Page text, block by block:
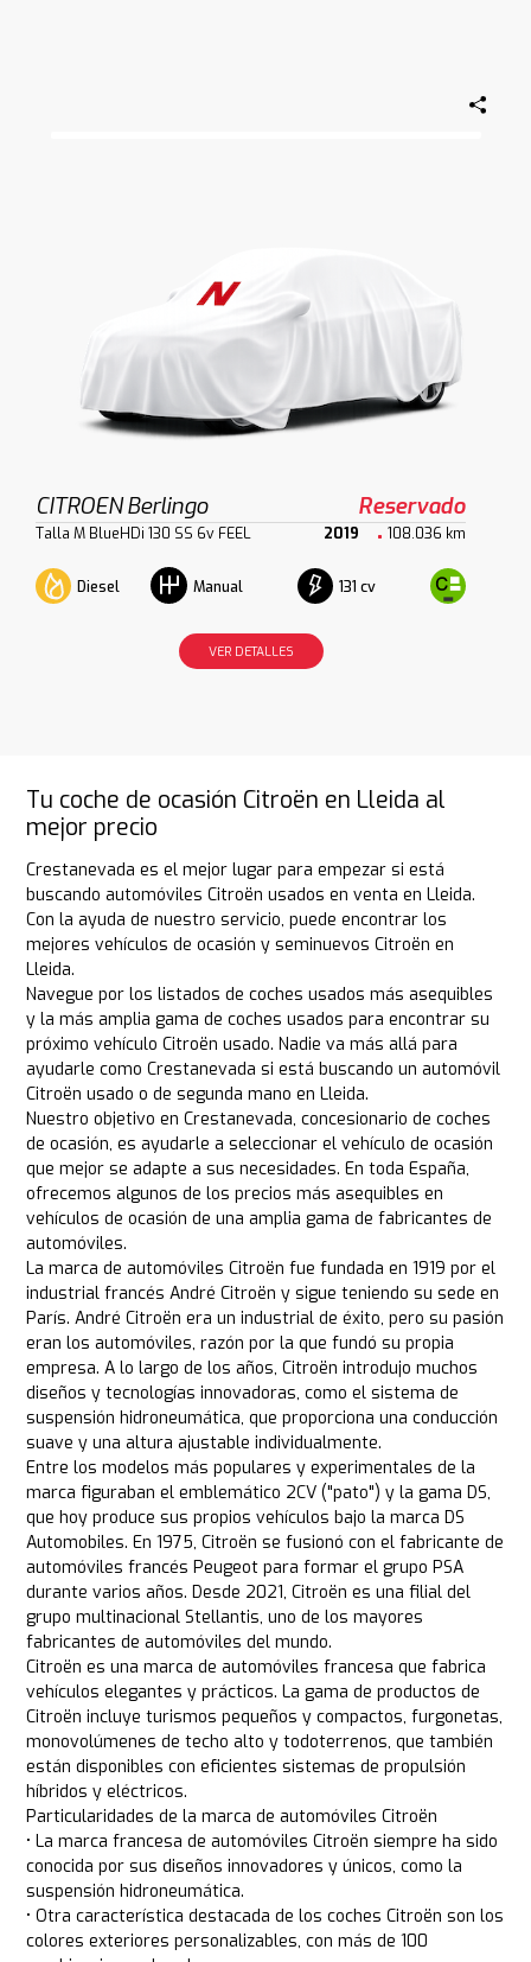
CITROEN Berlingo Reservado
Talla M BlueHDi 130 SS 6v FEEL 2019 108.036 km
Diesel Manual 131 cv
VER DETALLES
Tu coche de ocasión Citroën en Lleida al
mejor precio
Crestanevada es el mejor lugar para empezar si está
buscando automóviles Citroën usados en venta en Lleida.
Con la ayuda de nuestro servicio, puede encontrar los
mejores vehículos de ocasión y seminuevos Citroën en
Lleida.
Navegue por los listados de coches usados más asequibles
y la más amplia gama de coches usados para encontrar su
próximo vehículo Citroën usado. Nadie va más allá para
ayudarle como Crestanevada si está buscando un automóvil
Citroën usado o de segunda mano en Lleida.
Nuestro objetivo en Crestanevada, concesionario de coches
de ocasión, es ayudarle a seleccionar el vehículo de ocasión
que mejor se adapte a sus necesidades. En toda España,
ofrecemos algunos de los precios más asequibles en
vehículos de ocasión de una amplia gama de fabricantes de
automóviles.
La marca de automóviles Citroën fue fundada en 1919 por el
industrial francés André Citroën y sigue teniendo su sede en
París. André Citroën era un industrial de éxito, pero su pasión
eran los automóviles, razón por la que fundó su propia
empresa. A lo largo de los años, Citroën introdujo muchos
diseños y tecnologías innovadoras, como el sistema de
suspensión hidroneumática, que proporciona una conducción
suave y una altura ajustable individualmente.
Entre los modelos más populares y experimentales de la
marca figuraban el emblemático 2CV ("pato") y la gama DS,
que hoy produce sus propios vehículos bajo la marca DS
Automobiles. En 1975, Citroën se fusionó con el fabricante de
automóviles francés Peugeot para formar el grupo PSA
durante varios años. Desde 2021, Citroën es una filial del
grupo multinacional Stellantis, uno de los mayores
fabricantes de automóviles del mundo.
Citroën es una marca de automóviles francesa que fabrica
vehículos elegantes y prácticos. La gama de productos de
Citroën incluye turismos pequeños y compactos, furgonetas,
monovolúmenes de techo alto y todoterrenos, que también
están disponibles con eficientes sistemas de propulsión
híbridos y eléctricos.
Particularidades de la marca de automóviles Citroën
• La marca francesa de automóviles Citroën siempre ha sido
conocida por sus diseños innovadores y únicos, como la
suspensión hidroneumática.
• Otra característica destacada de los coches Citroën son los
colores exteriores personalizables, con más de 100